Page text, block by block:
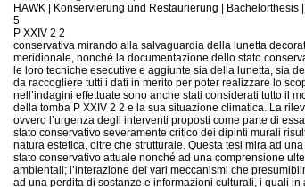
HAWK | Konservierung und Restaurierung | Bachelorthesis
5
P XXIV 2 2
conservativa mirando alla salvaguardia della lunetta
meridionale, nonché la documentazione dello stato
le loro tecniche esecutive e aggiunte sia della lunetta, sia
da raccogliere tutti i dati in merito per poter realizzare lo
nell’indagini effettuate sono anche stati considerati tutto il
della tomba P XXIV 2 2 e la sua situazione climatica. La
ovvero l’urgenza degli interventi proposti come parte di
stato conservativo severamente critico dei dipinti murali
natura estetica, oltre che strutturale. Questa tesi mira ad
stato conservativo attuale nonché ad una comprensione
ambientali; l’interazione dei vari meccanismi che
ad una perdita di sostanze e informazioni culturali, i quali in